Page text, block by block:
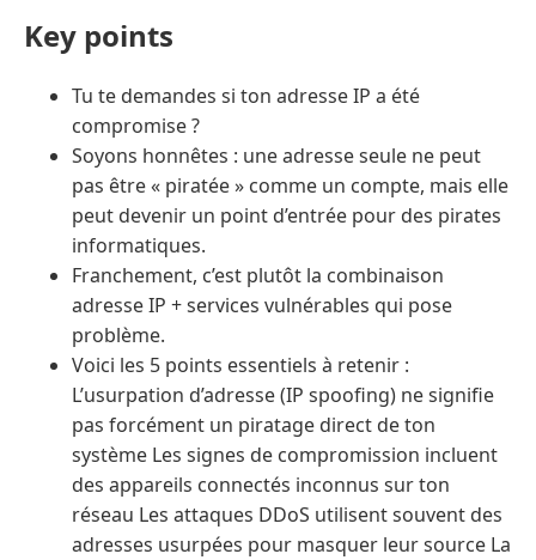
Key points
Tu te demandes si ton adresse IP a été
compromise ?
Soyons honnêtes : une adresse seule ne peut
pas être « piratée » comme un compte, mais elle
peut devenir un point d’entrée pour des pirates
informatiques.
Franchement, c’est plutôt la combinaison
adresse IP + services vulnérables qui pose
problème.
Voici les 5 points essentiels à retenir :
L’usurpation d’adresse (IP spoofing) ne signifie
pas forcément un piratage direct de ton
système Les signes de compromission incluent
des appareils connectés inconnus sur ton
réseau Les attaques DDoS utilisent souvent des
adresses usurpées pour masquer leur source La